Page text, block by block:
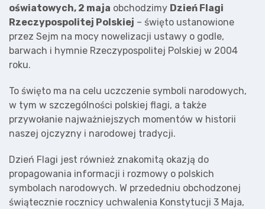
oświatowych, 2 maja obchodzimy Dzień Flagi
Rzeczypospolitej Polskiej – święto ustanowione
przez Sejm na mocy nowelizacji ustawy o godle,
barwach i hymnie Rzeczypospolitej Polskiej w 2004
roku.
To święto ma na celu uczczenie symboli narodowych,
w tym w szczególności polskiej flagi, a także
przywołanie najważniejszych momentów w historii
naszej ojczyzny i narodowej tradycji.
Dzień Flagi jest również znakomitą okazją do
propagowania informacji i rozmowy o polskich
symbolach narodowych. W przededniu obchodzonej
świątecznie rocznicy uchwalenia Konstytucji 3 Maja,